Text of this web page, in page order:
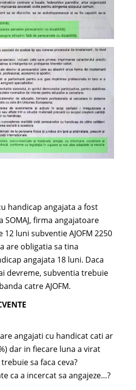
handicap angajata a fost
SOMAJ, firma angajatoare
luni subventie AJOFM 2250
are obligatia sa tina
angajata 18 luni. Daca
devreme, subventia trebuie
catre AJOFM.
angajati cu handicat cati ar
dar in fiecare luna a virat
sa faca ceva?
ca a incercat sa angajeze…?